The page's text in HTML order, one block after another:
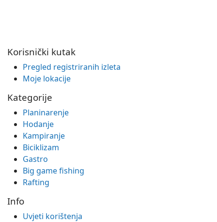
Korisnički kutak
Pregled registriranih izleta
Moje lokacije
Kategorije
Planinarenje
Hodanje
Kampiranje
Biciklizam
Gastro
Big game fishing
Rafting
Info
Uvjeti korištenja